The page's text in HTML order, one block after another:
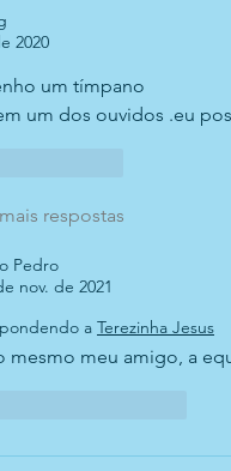
2020
um tímpano
um dos ouvidos .eu
respostas
Pedro
nov. de 2021
a Terezinha Jesus
mesmo meu amigo, a